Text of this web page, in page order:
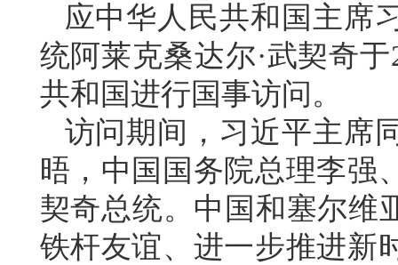
应中华人民共和国主席
统阿莱克桑达尔·武契奇
共和国进行国事访问。
访问期间，习近平主席
晤，中国国务院总理李强
契奇总统。中国和塞尔维
铁杆友谊、进一步推进新